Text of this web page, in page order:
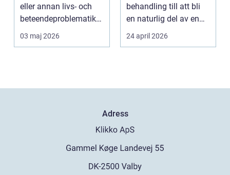
eller annan livs- och
beteendeproblematik
är ett stort st...
03 maj 2026
behandling till att bli
en naturlig del av en
hållbar livsst...
24 april 2026
Adress